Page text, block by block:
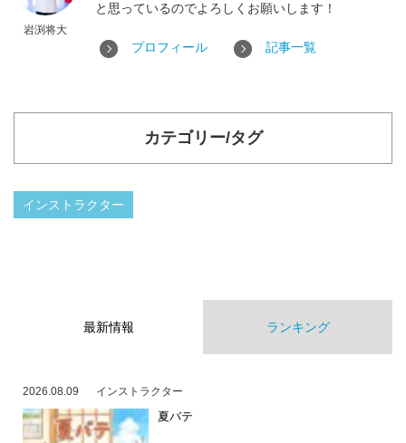
岩渕将大
と思っているのでよろしくお願いします！
プロフィール 記事一覧
カテゴリー/タグ
インストラクター
最新情報 ランキング
2026.08.09 インストラクター
夏バテ